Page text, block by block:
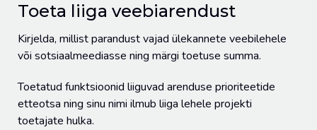
Toeta liiga veebiarendust
Kirjelda, millist parandust vajad ülekannete veebilehele
või sotsiaalmeediasse ning märgi toetuse summa.
Toetatud funktsioonid liiguvad arenduse prioriteetide
etteotsa ning sinu nimi ilmub liiga lehele projekti
toetajate hulka.